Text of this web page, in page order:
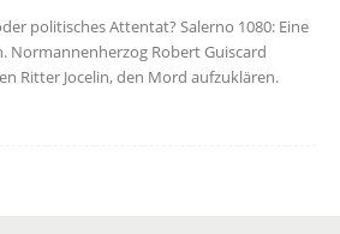
politisches Attentat? Salerno 1080: Eine
Normannenherzog Robert Guiscard
Ritter Jocelin, den Mord aufzuklären.